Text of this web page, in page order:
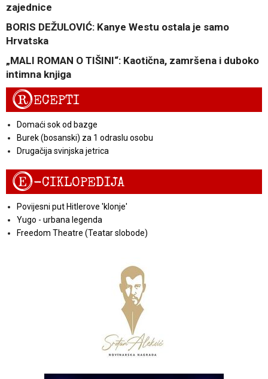
zajednice
BORIS DEŽULOVIĆ: Kanye Westu ostala je samo
Hrvatska
„MALI ROMAN O TIŠINI“: Kaotična, zamršena i duboko
intimna knjiga
RECEPTI
Domaći sok od bazge
Burek (bosanski) za 1 odraslu osobu
Drugačija svinjska jetrica
E-CIKLOPEDIJA
Povijesni put Hitlerove 'klonje'
Yugo - urbana legenda
Freedom Theatre (Teatar slobode)